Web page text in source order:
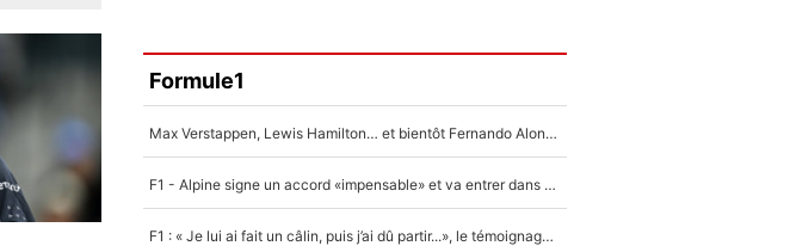
Formule1
Max Verstappen, Lewis Hamilton… et bientôt Fernando Alonso ? Le classement des pilotes les mieux payés en Formule 1 risque de changer !
F1 - Alpine signe un accord «impensable» et va entrer dans une nouvelle dimension : Grande nouvelle pour Pierre Gasly !
F1 : « Je lui ai fait un câlin, puis j’ai dû partir...», le témoignage émouvant de Max Verstappen sur sa fille